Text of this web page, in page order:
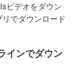
ビデオをダウン
でダウンロード
インでダウン